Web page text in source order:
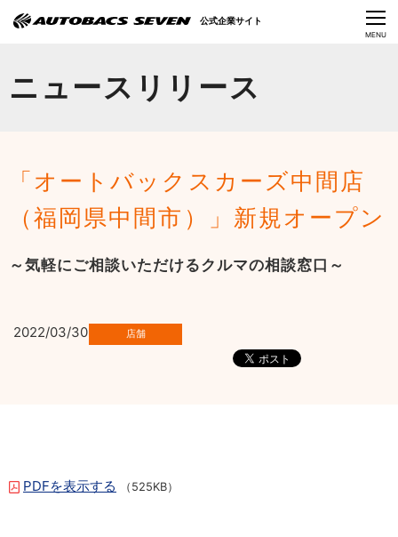
CLOSE
MENU
ニュースリリース
「オートバックスカーズ中間店
（福岡県中間市）」新規オープン
～気軽にご相談いただけるクルマの相談窓口～
2022/03/30
PDFを表示する （525KB）
公式企業サイト
サステナビリティ
Language